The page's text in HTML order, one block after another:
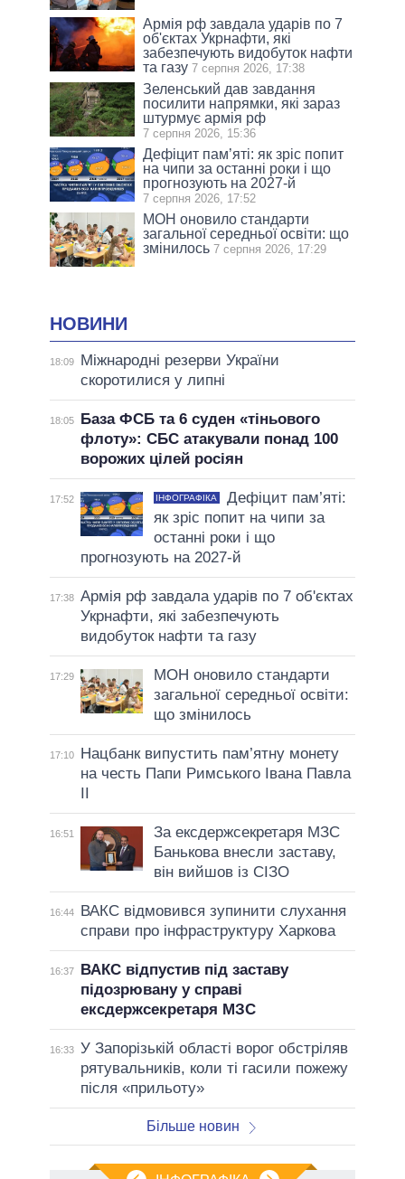
Армія рф завдала ударів по 7
об'єктах Укрнафти, які
забезпечують видобуток нафти
та газу 7 серпня 2026, 17:38
Зеленський дав завдання
посилити напрямки, які зараз
штурмує армія рф
7 серпня 2026, 15:36
Дефіцит пам’яті: як зріс попит
на чипи за останні роки і що
прогнозують на 2027-й
7 серпня 2026, 17:52
МОН оновило стандарти
загальної середньої освіти: що
змінилось 7 серпня 2026, 17:29
НОВИНИ
18:09
Міжнародні резерви України
скоротилися у липні
18:05
База ФСБ та 6 суден «тіньового
флоту»: СБС атакували понад 100
ворожих цілей росіян
17:52 ІНФОГРАФІКА
Дефіцит пам’яті:
як зріс попит на чипи за
останні роки і що
прогнозують на 2027-й
17:38 Армія рф завдала ударів по 7 об'єктах
Укрнафти, які забезпечують
видобуток нафти та газу
17:29
МОН оновило стандарти
загальної середньої освіти:
що змінилось
17:10
Нацбанк випустить пам’ятну монету
на честь Папи Римського Івана Павла
16:51
За ексдержсекретаря МЗС
Банькова внесли заставу,
він вийшов із СІЗО
16:44
ВАКС відмовився зупинити слухання
справи про інфраструктуру Харкова
16:37
ВАКС відпустив під заставу
підозрювану у справі
ексдержсекретаря МЗС
16:33 У Запорізькій області ворог обстріляв
рятувальників, коли ті гасили пожежу
після «прильоту»
Більше новин